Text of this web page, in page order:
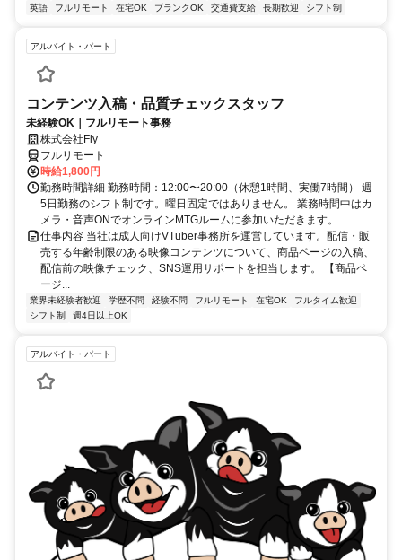
英語
フルリモート 在宅OK ブランクOK 交通費支給 長期歓迎 シフト制
アルバイト・パート
コンテンツ入稿・品質チェックスタッフ
未経験OK｜フルリモート事務
株式会社Fly
フルリモート
時給1,800円
勤務時間詳細 勤務時間：12:00〜20:00（休憩1時間、実働7時間） 週
5日勤務のシフト制です。曜日固定ではありません。 業務時間中はカ
メラ・音声ONでオンラインMTGルームに参加いただきます。 ...
仕事内容 当社は成人向けVTuber事務所を運営しています。配信・販
売する年齢制限のある映像コンテンツについて、商品ページの入稿、
配信前の映像チェック、SNS運用サポートを担当します。 【商品ペ
ージ...
業界未経験者歓迎 学歴不問 経験不問 フルリモート 在宅OK
フルタイム歓迎
シフト制
週4日以上OK
アルバイト・パート